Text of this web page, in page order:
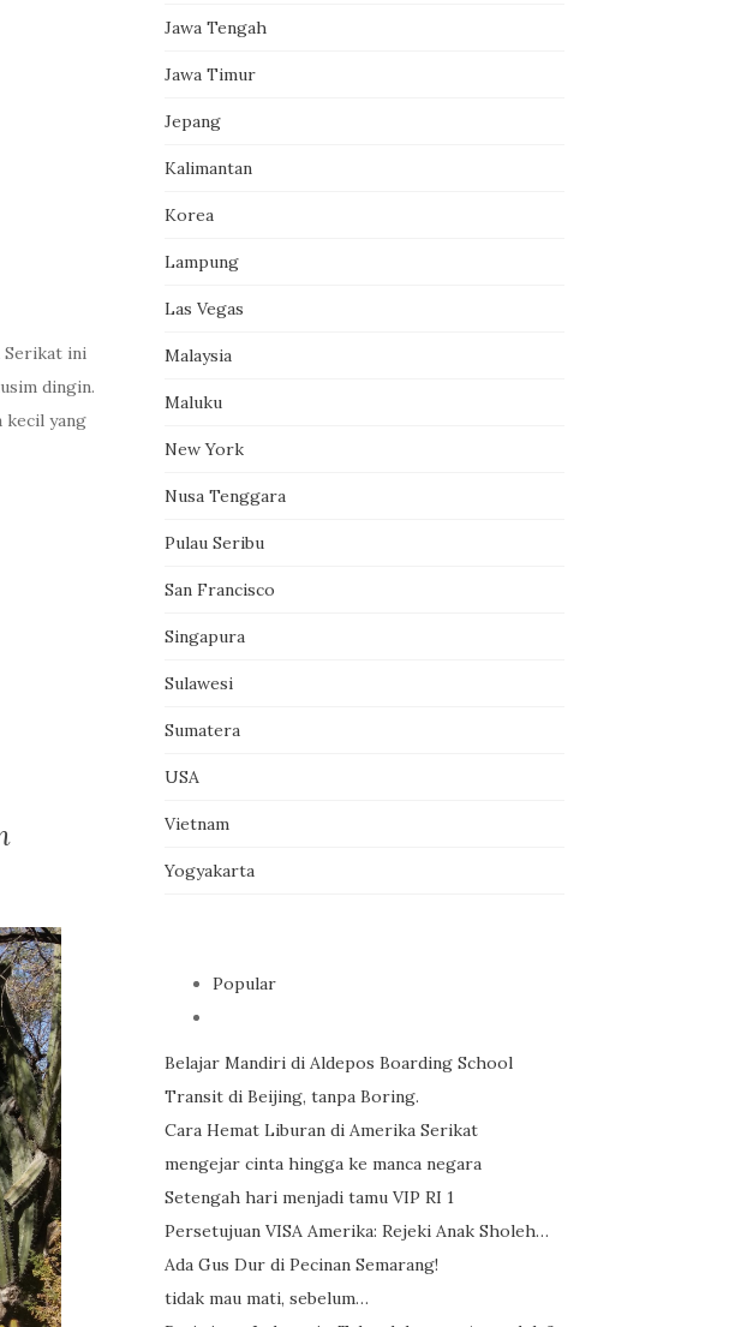
Serikat ini
dingin.
kecil yang
Jawa Tengah
Jawa Timur
Jepang
Kalimantan
Korea
Lampung
Las Vegas
Malaysia
Maluku
New York
Nusa Tenggara
Pulau Seribu
San Francisco
Singapura
Sulawesi
Sumatera
USA
Vietnam
Yogyakarta
Popular
Belajar Mandiri di Aldepos Boarding School
Transit di Beijing, tanpa Boring.
Cara Hemat Liburan di Amerika Serikat
mengejar cinta hingga ke manca negara
Setengah hari menjadi tamu VIP RI 1
Persetujuan VISA Amerika: Rejeki Anak Sholeh…
Ada Gus Dur di Pecinan Semarang!
tidak mau mati, sebelum…